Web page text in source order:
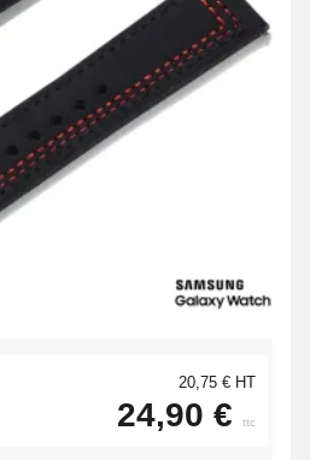
20,75 € HT
24,90 € ttc